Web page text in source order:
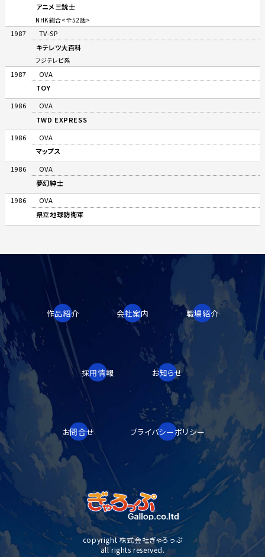
アニメ三銃士
NHK総合<全52話>
1987
TV-SP
キテレツ大百科
フジテレビ系
1987
OVA
TOY
1986
OVA
TWD EXPRESS
1986
OVA
マップス
1986
OVA
夢幻紳士
1986
OVA
県立地球防衛軍
作品紹介 会社案内 職場紹介
採用情報 お知らせ
お問合せ プライバシーポリシー
copyright 株式会社ぎゃろっぷ
all rights reserved.